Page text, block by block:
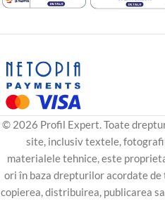
© 2026 Profil Expert. Toate
site, inclusiv textele,
materialele tehnice, este
ori în baza drepturilor acordate
copierea, distribuirea, publicarea